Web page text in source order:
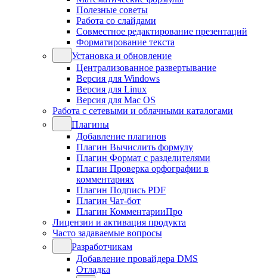
Полезные советы
Работа со слайдами
Совместное редактирование презентаций
Форматирование текста
Установка и обновление
Централизованное развертывание
Версия для Windows
Версия для Linux
Версия для Mac OS
Работа с сетевыми и облачными каталогами
Плагины
Добавление плагинов
Плагин Вычислить формулу
Плагин Формат с разделителями
Плагин Проверка орфографии в
комментариях
Плагин Подпись PDF
Плагин Чат-бот
Плагин КомментарииПро
Лицензии и активация продукта
Часто задаваемые вопросы
Разработчикам
Добавление провайдера DMS
Отладка